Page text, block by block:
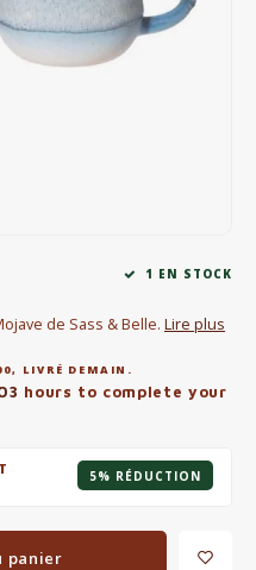
1 EN STOCK
de Sass & Belle. Lire plus
LIVRÉ DEMAIN.
hours to complete your
5% RÉDUCTION
panier